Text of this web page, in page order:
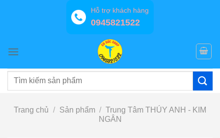
Hỗ trợ khách hàng
0945821522
Tìm
Trang chủ / Sản phẩm / Trung Tâm THÚY ANH - KIM
NGÂN